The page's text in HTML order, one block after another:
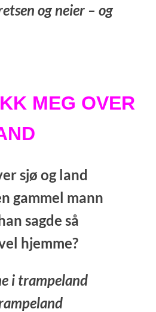
og neier – og
MEG OVER
sjø og land
gammel mann
sagde så
hjemme?
i trampeland